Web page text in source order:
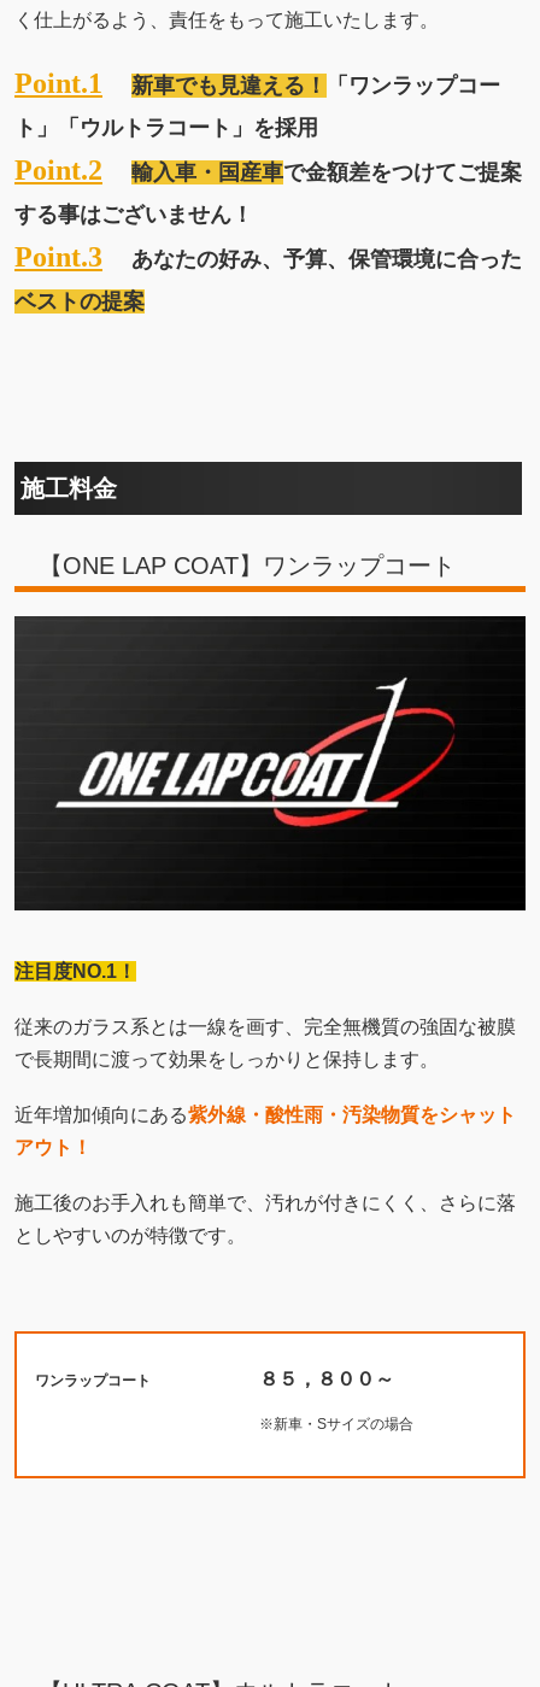
く仕上がるよう、責任をもって施工いたします。
Point.1 新車でも見違える！
「ワンラップコー
ト」「ウルトラコート」を採用
Point.2 輸入車・国産車で金額差をつけてご提案
する事はございません！
Point.3
あなたの好み、予算、保管環境に合った
ベストの提案
施工料金
【ONE LAP COAT】ワンラップコート
注目度NO.1！
従来のガラス系とは一線を画す、完全無機質の強固な被膜
で長期間に渡って効果をしっかりと保持します。
近年増加傾向にある紫外線・酸性雨・汚染物質をシャット
アウト！
施工後のお手入れも簡単で、汚れが付きにくく、さらに落
としやすいのが特徴です。
ワンラップコート ８５，８００～
※新車・Sサイズの場合